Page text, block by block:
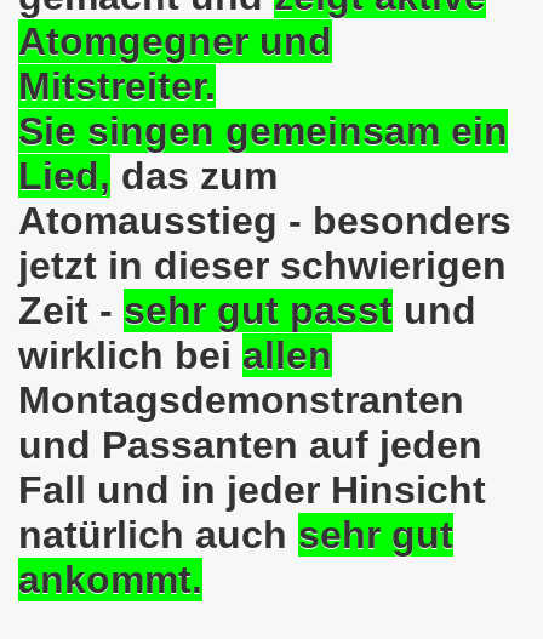
Atomgegner und
Mitstreiter.
Sie singen gemeinsam ein
Lied, das zum
Atomausstieg - besonders
jetzt in dieser schwierigen
Zeit - sehr gut passt und
wirklich bei allen
Montagsdemonstranten
und Passanten auf jeden
Fall und in jeder Hinsicht
natürlich auch sehr gut
ankommt.
Montagsdemo-Bewegung am 12.05.2025 am Platz der
Montagsdemo-Bewegung am 14.04.2025 auf dem
Bewegung am 10.03.2025 am Platz der
am 03.02.2025 gegen Rechts in
Bewegung Gelsenkirchen am 13.01.2025 am Platz
Bewegung am 11.11.2024: Solidarität mit dem
solidarisiert sich am 14.10.2024 mit dem Volk
Volk und mit dem libanesischen Volk!
Eisenach: Zeichen gegen Sozialkahlschlag und
Montagsdemonstration am 12.08.2024 - eine
Gelsenkirchen am 12.08.2024 ab 17.30 Uhr - am Platz
am 08.07.2024 Protest gegen Armut,